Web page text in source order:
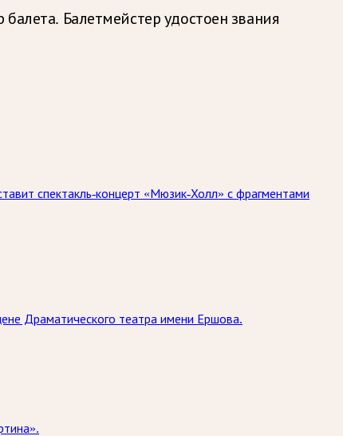
Балетмейстер удостоен звания
спектакль-концерт «Мюзик-Холл» с фрагментами
Драматического театра имени Ершова.